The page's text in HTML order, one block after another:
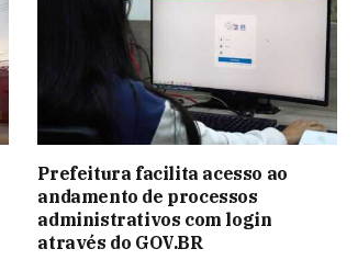
Prefeitura facilita acesso ao
andamento de processos
administrativos com login
através do GOV.BR